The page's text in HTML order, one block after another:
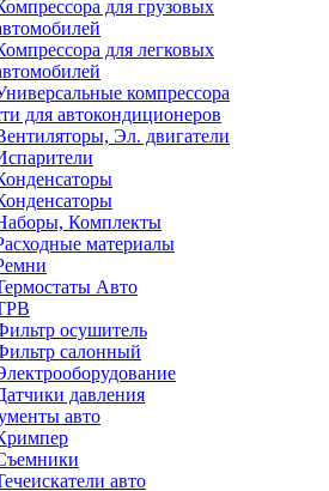
для грузовых
для легковых
компрессора
для автокондиционеров
Эл. двигатели
Комплекты
материалы
Авто
осушитель
салонный
давления
авто
авто